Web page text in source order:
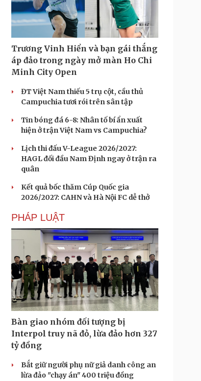
Trương Vinh Hiển và bạn gái thắng
áp đảo trong ngày mở màn Ho Chi
Minh City Open
ĐT Việt Nam thiếu 5 trụ cột, cầu thủ
Campuchia tươi rói trên sân tập
Tin bóng đá 6-8: Nhân tố bí ẩn xuất
hiện ở trận Việt Nam vs Campuchia?
Lịch thi đấu V-League 2026/2027:
HAGL đối đầu Nam Định ngay ở trận ra
quân
Kết quả bốc thăm Cúp Quốc gia
2026/2027: CAHN và Hà Nội FC dễ thở
PHÁP LUẬT
Bàn giao nhóm đối tượng bị
Interpol truy nã đỏ, lừa đảo hơn 327
tỷ đồng
Bắt giữ người phụ nữ giả danh công an
lừa đảo "chạy án" 400 triệu đồng